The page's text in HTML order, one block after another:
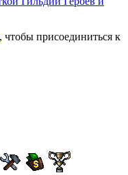
, чтобы присоединиться к